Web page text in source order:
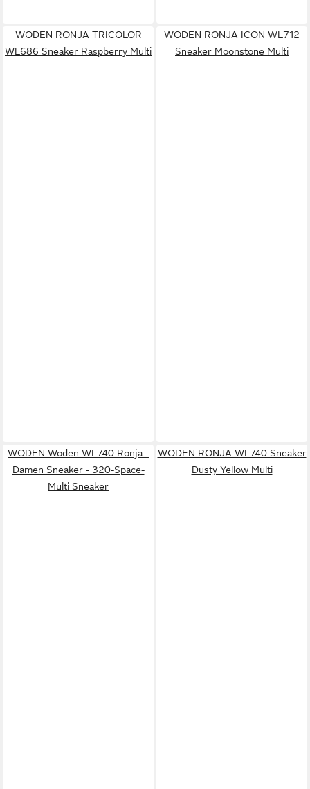
WODEN RONJA TRICOLOR
WL686 Sneaker Raspberry Multi
WODEN RONJA ICON WL712
Sneaker Moonstone Multi
WODEN Woden WL740 Ronja -
Damen Sneaker - 320-Space-
Multi Sneaker
WODEN RONJA WL740 Sneaker
Dusty Yellow Multi